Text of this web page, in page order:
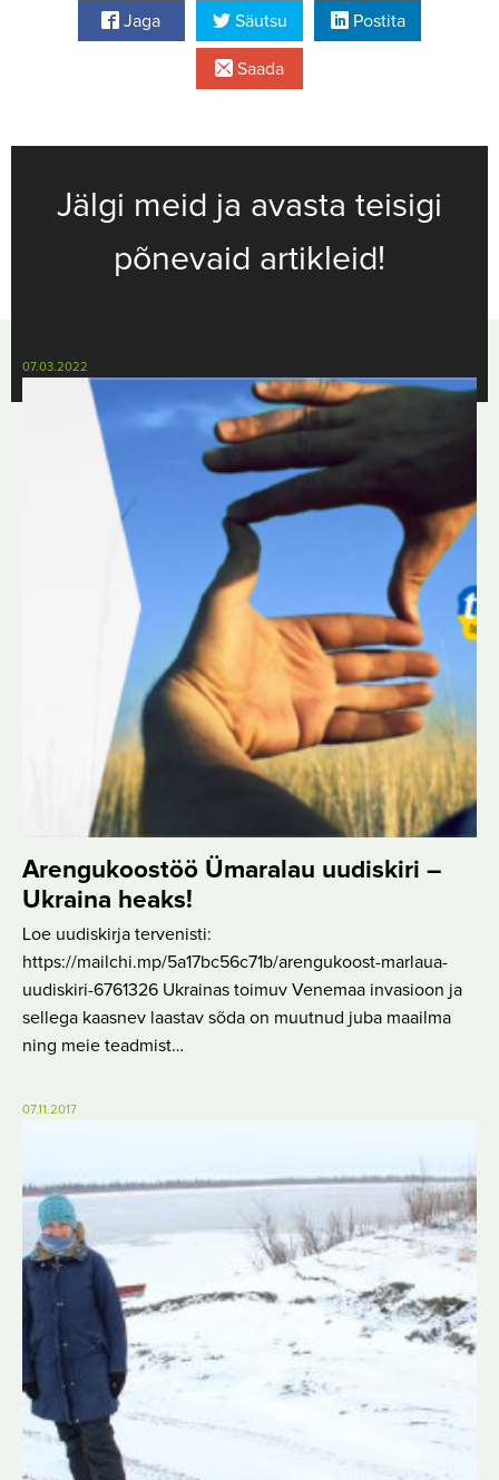
Jaga Säutsu Postita
Saada
Jälgi meid ja avasta teisigi
põnevaid artikleid!
07.03.2022
Arengukoostöö Ümaralau uudiskiri –
Ukraina heaks!
Loe uudiskirja tervenisti:
https://mailchi.mp/5a17bc56c71b/arengukoost-marlaua-
uudiskiri-6761326 Ukrainas toimuv Venemaa invasioon ja
sellega kaasnev laastav sõda on muutnud juba maailma
ning meie teadmist…
07.11.2017